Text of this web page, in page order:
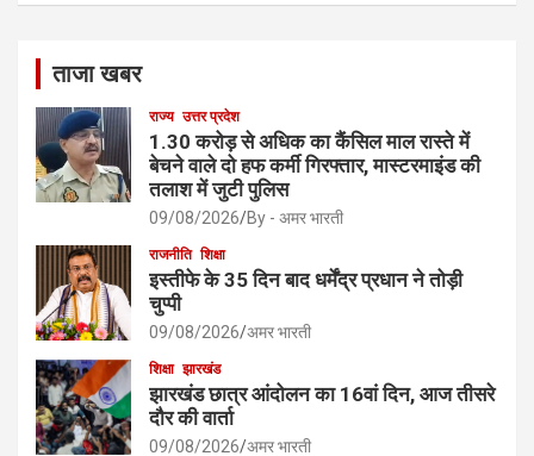
ताजा खबर
राज्य उत्तर प्रदेश
1.30 करोड़ से अधिक का कैंसिल माल रास्ते में
बेचने वाले दो हफ कर्मी गिरफ्तार, मास्टरमाइंड की
तलाश में जुटी पुलिस
09/08/2026 By - अमर भारती
राजनीति शिक्षा
इस्तीफे के 35 दिन बाद धर्मेंद्र प्रधान ने तोड़ी
चुप्पी
09/08/2026 अमर भारती
शिक्षा झारखंड
झारखंड छात्र आंदोलन का 16वां दिन, आज तीसरे
दौर की वार्ता
09/08/2026 अमर भारती